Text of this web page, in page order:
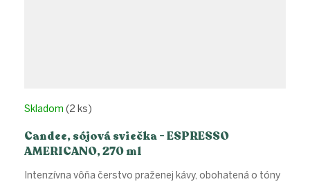
Candee, sójová sviečka - ESPRESSO
AMERICANO, 270 ml
Skladom (2 ks)
Intenzívna vôňa čerstvo praženej kávy, obohatená o tóny